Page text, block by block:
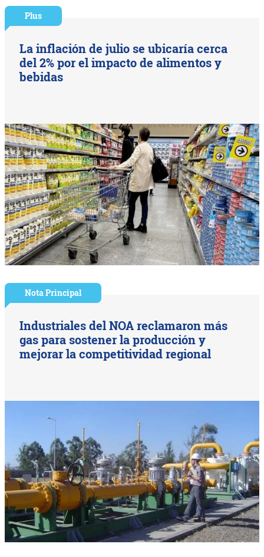
Plus
La inflación de julio se ubicaría cerca
del 2% por el impacto de alimentos y
bebidas
Nota Principal
Industriales del NOA reclamaron más
gas para sostener la producción y
mejorar la competitividad regional